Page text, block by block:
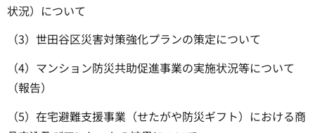
状況）について
（3）世田谷区災害対策強化プランの策定について
（4）マンション防災共助促進事業の実施状況等について
（報告）
（5）在宅避難支援事業（せたがや防災ギフト）における商